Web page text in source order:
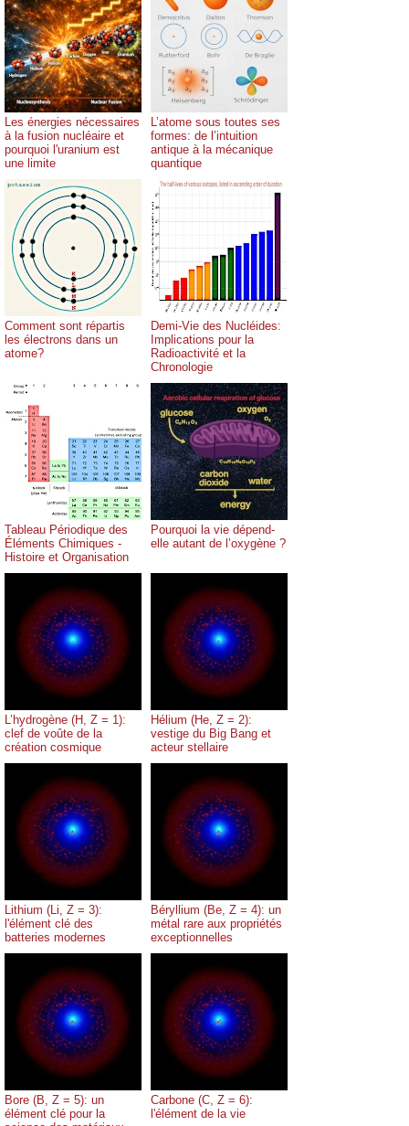
Les énergies nécessaires
à la fusion nucléaire et
pourquoi l'uranium est
une limite
L’atome sous toutes ses
formes: de l’intuition
antique à la mécanique
quantique
Comment sont répartis
les électrons dans un
atome?
Demi-Vie des Nucléides:
Implications pour la
Radioactivité et la
Chronologie
Tableau Périodique des
Éléments Chimiques -
Histoire et Organisation
Pourquoi la vie dépend-
elle autant de l’oxygène ?
L’hydrogène (H, Z = 1):
clef de voûte de la
création cosmique
Hélium (He, Z = 2):
vestige du Big Bang et
acteur stellaire
Lithium (Li, Z = 3):
l'élément clé des
batteries modernes
Béryllium (Be, Z = 4): un
métal rare aux propriétés
exceptionnelles
Bore (B, Z = 5): un
élément clé pour la
Carbone (C, Z = 6):
l'élément de la vie